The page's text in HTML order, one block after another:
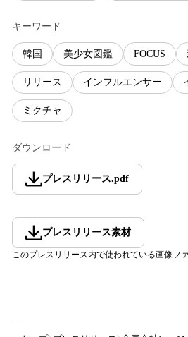
キーワード
韓国 美少女図鑑 FOCUS
リリース インフルエンサー
ミクチャ
ダウンロード
プレスリリース.pdf
プレスリリース素材
このプレスリリース内で使われている画像フ